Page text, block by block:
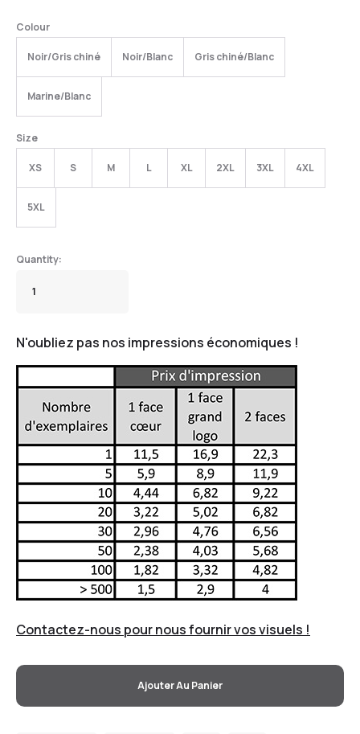
Colour
Noir/Gris chiné Noir/Blanc Gris chiné/Blanc
Marine/Blanc
Size
XS S M L XL 2XL 3XL 4XL
5XL
N'oubliez pas nos impressions économiques !
Contactez-nous pour nous fournir vos visuels !
Ajouter Au Panier